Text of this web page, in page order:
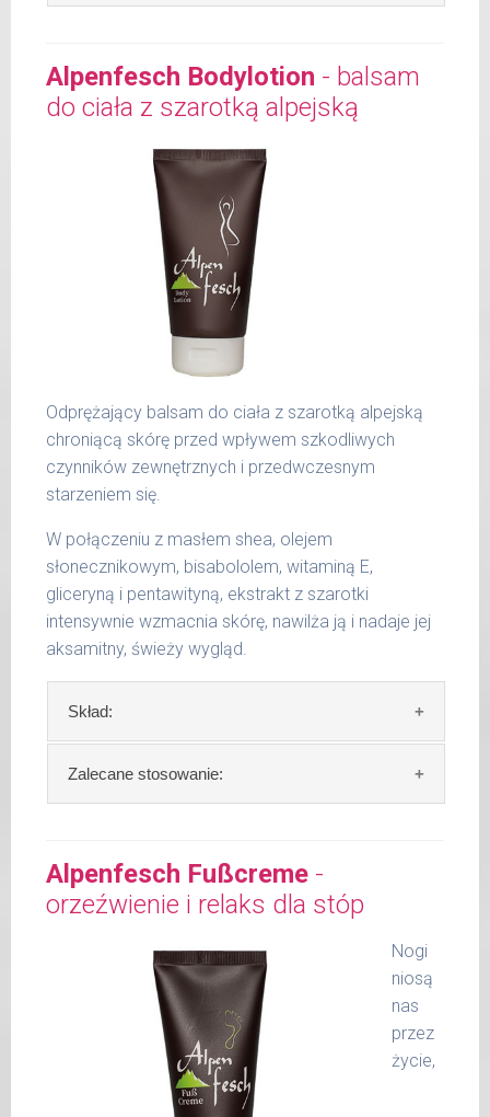
wilgotną skórę i delikatnie wmasować.
Szybko się wchłania. Wystarczy mała ilość.
Alpenfesch Bodylotion - balsam
do ciała z szarotką alpejską
Odprężający balsam do ciała z szarotką alpejską
chroniącą skórę przed wpływem szkodliwych
czynników zewnętrznych i przedwczesnym
starzeniem się.
W połączeniu z masłem shea, olejem
słonecznikowym, bisabololem, witaminą E,
gliceryną i pentawityną, ekstrakt z szarotki
intensywnie wzmacnia skórę, nawilża ją i nadaje jej
aksamitny, świeży wygląd.
Skład:
Skład:woda, słonecznik (Helianthus annuus),
olej z nasion, capric / capric triglyceride,
cetearylowy, ekstrakt z leontopodium
alpinum, izomerat sacharydu, tokoferol, octan
cytrynian stearynianu glicerolu, kationian
poliglicerylu-4, stearynian sacharozy, kwas
palmitynowy, kwas stearynowy, guma
ksantanowa, alkohol cetylowy, perfumy, kwas
benzoesowy, rinolinian sodu, sodu glutaminian
stearoilu, kwas dehydrooctowy, cynamon
Zalecane stosowanie:
na całe ciało i delikatnie wmasować.
Zawartość: 150 ml /Nr art.: 5104
Alpenfesch Fußcreme -
orzeźwienie i relaks dla stóp
Nogi
niosą
nas
przez
życie,